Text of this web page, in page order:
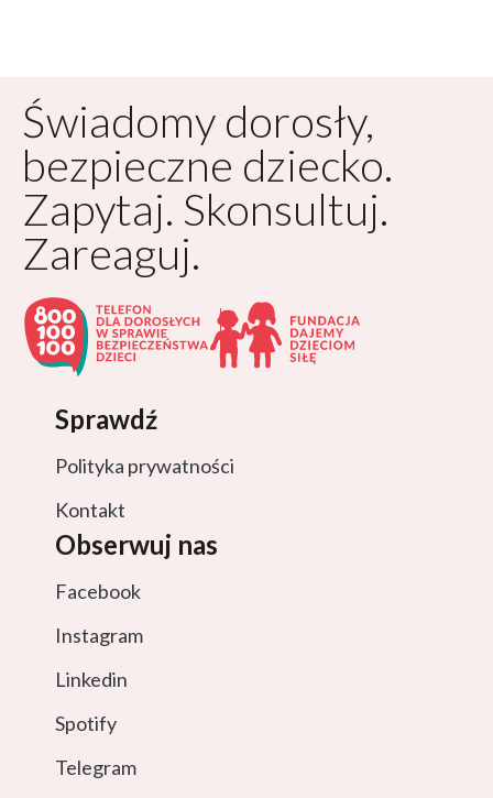
Świadomy dorosły,
bezpieczne dziecko.
Zapytaj. Skonsultuj.
Zareaguj.
Sprawdź
Polityka prywatności
Kontakt
Obserwuj nas
Facebook
Instagram
Linkedin
Spotify
Telegram